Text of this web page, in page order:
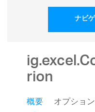
ナビ
rion
概要 オプション